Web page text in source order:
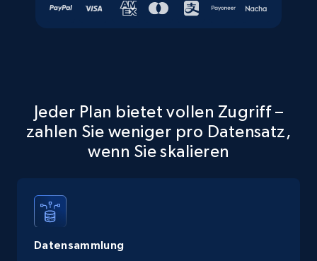
Jeder Plan bietet vollen Zugriff –
zahlen Sie weniger pro Datensatz,
wenn Sie skalieren
Datensammlung